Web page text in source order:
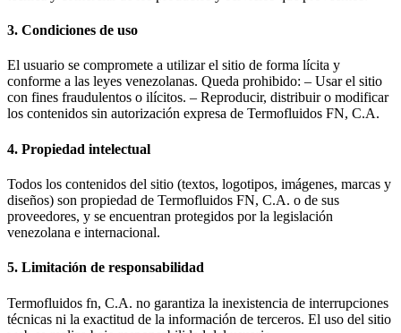
3. Condiciones de uso
El usuario se compromete a utilizar el sitio de forma lícita y
conforme a las leyes venezolanas. Queda prohibido: – Usar el sitio
con fines fraudulentos o ilícitos. – Reproducir, distribuir o modificar
los contenidos sin autorización expresa de Termofluidos FN, C.A.
4. Propiedad intelectual
Todos los contenidos del sitio (textos, logotipos, imágenes, marcas y
diseños) son propiedad de Termofluidos FN, C.A. o de sus
proveedores, y se encuentran protegidos por la legislación
venezolana e internacional.
5. Limitación de responsabilidad
Termofluidos fn, C.A. no garantiza la inexistencia de interrupciones
técnicas ni la exactitud de la información de terceros. El uso del sitio